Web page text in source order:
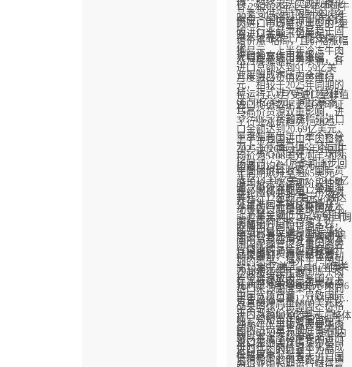
模，始终无法实现规模化
供应，国内鲜冷牛肉市场
基本依靠本土产能支撑，
进口补充作用有限。
品类受供应链限制难以突
破，行业品类格局趋于固
化。
17.2%2026年上半年中国牛
肉进口市场呈现典型的“量
增价涨”格局，且价格涨幅
大幅跑赢进口量涨幅，行
业采购成本压力全面凸
显，正式进入高价贸易时
代。
2025-2026年上半年全国牛
肉进口金额（亿美元）数
据显示，上半年冷冻牛肉
进口总额达到91.59亿美
元，相较于2025年同期的
66.50亿美元，同比暴涨
37.74%，金额涨幅较进口
量涨幅高出二十余个百分
点，核心原因在于全球肉
牛整体供给收紧、国际货
源竞争分流加剧，叠加海
外主产国养殖成本抬升，
国际牛肉价格持续上行，
国内贸易商海外拿货成本
持续攀升，行业整体盈利
空间被持续压缩。
从月度金额走势来看，各
月度进口货值始终维持高
位运行，1月受进口量峰值
与高价货源双重影响，进
口金额达到20.69亿美元，
为上半年最高值；节后市
场回调，2-4月金额逐步回
落至14.31亿美元、13.68亿
美元、12.80亿美元，触达
上半年金额低位；5-6月伴
随进口量反弹与国际涨价
行情延续，金额再度回升
至13.38亿美元、16.74亿美
元，整体呈现高位震荡态
势。
进口均价数据更直观印证
了行业涨价趋势，2025年
上半年我国进口牛肉整体
均价为5108美元/吨，2026
年同期飙升至5985美元/
吨，同比涨幅达17.17%，
半年内行业整体采购成本
大幅抬升。
2025-2026年上半年全国牛
肉进口均价（美元/吨）月
度均价走势呈现阶段性攀
升特征，年初1月均价为
5647美元/吨，2月短暂回调
至5475美元/吨，随后开启
连续上行通道，3月均价
5670美元/吨、4月6131美
元/吨、5月6465美元/吨，6
月直接冲高至6809美元/
吨，短短半年时间单吨采
购成本上涨超千美元，涨
价幅度十分显著。
本轮涨价并非单一市场波
动导致，而是全球肉牛产
能周期、国际货源争夺、
国内配额管控多重因素叠
加的结果，海外主产国出
栏量增速放缓、多国分流
中国优质货源，导致国际
牛肉现货价格持续走高，
国内进口贸易彻底告别低
价时代，高价常态化将成
为行业中长期运行特征。
冻去骨与冻带骨牛肉细分
品类国别货源供给格局
2026年上半年我国冻牛肉
进口来源高度集中，不同
品类的核心供给国、价格
体系、应用场景差异显
著，形成了分层化的进口
供给格局，前五大进口国
在冻去骨牛肉品类中，上
半年总进口量1271535吨，
进口总额80.6亿美元，整体
均价6339美元/吨，是国内
进口牛肉的绝对主力品
2026年上半年冻去骨牛肉
进口来源国详情其中巴西
凭借稳定的供货能力与适